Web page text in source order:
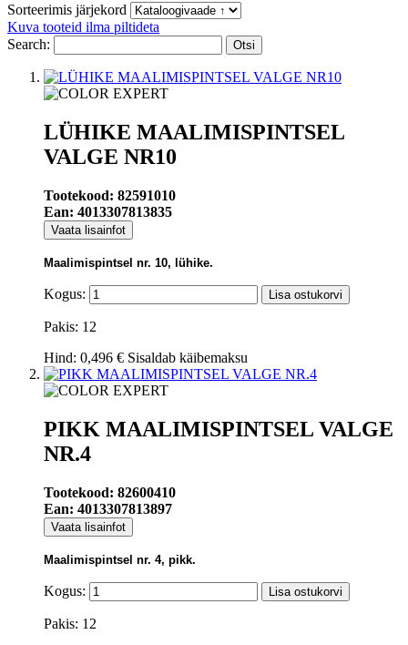
Sorteerimis järjekord
Kuva tooteid ilma piltideta
Search:
Otsi
LÜHIKE MAALIMISPINTSEL
VALGE NR10
Tootekood: 82591010
Ean: 4013307813835
Vaata lisainfot
Maalimispintsel nr. 10, lühike.
Kogus: Lisa ostukorvi
Pakis: 12
Hind: 0,496 € Sisaldab käibemaksu
PIKK MAALIMISPINTSEL VALGE
NR.4
Tootekood: 82600410
Ean: 4013307813897
Vaata lisainfot
Maalimispintsel nr. 4, pikk.
Kogus: Lisa ostukorvi
Pakis: 12